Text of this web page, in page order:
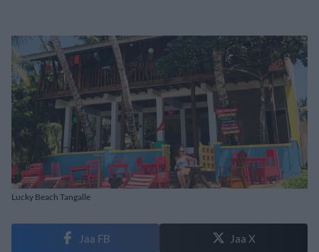
Lucky Beach Tangalle
Jaa FB Jaa X